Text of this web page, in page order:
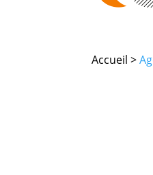
Accueil >